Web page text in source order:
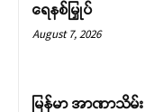
ရေနစ်မြှုပ်
August 7, 2026
မြန်မာ အာဏာသိမ်